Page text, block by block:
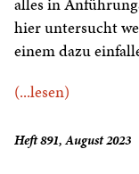
hier untersucht
einem dazu
(...lesen)
Heft 891, August 2023